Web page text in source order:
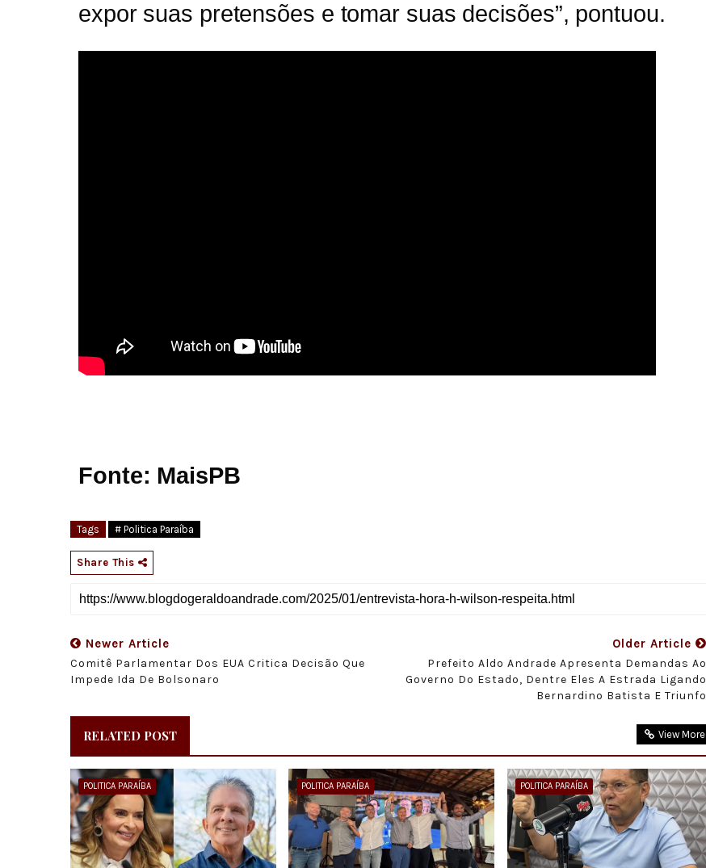
expor suas pretensões e tomar suas decisões”, pontuou.
Fonte: MaisPB
Tags # Politica Paraíba
Share This
Newer Article
Comitê Parlamentar Dos EUA Critica Decisão Que
Impede Ida De Bolsonaro
Older Article
Prefeito Aldo Andrade Apresenta Demandas Ao
Governo Do Estado, Dentre Eles A Estrada Ligando
Bernardino Batista E Triunfo
RELATED POST View More
POLITICA PARAÍBA POLITICA PARAÍBA POLITICA PARAÍBA